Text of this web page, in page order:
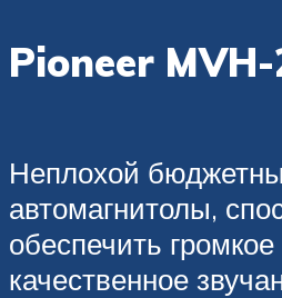
Pioneer
Неплохой
автомагнитолы,
обеспечить
качественное